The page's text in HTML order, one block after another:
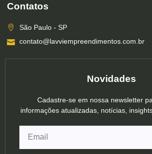
Contatos
São Paulo - SP
contato@lavviempreendimentos.com.br
Novidades
Cadastre-se em nossa newsletter
informações atualizadas, notícias,